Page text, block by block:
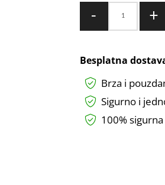
-
UGRADNI
KIT
+
Besplatna
Brza i
Sigurno i
100%